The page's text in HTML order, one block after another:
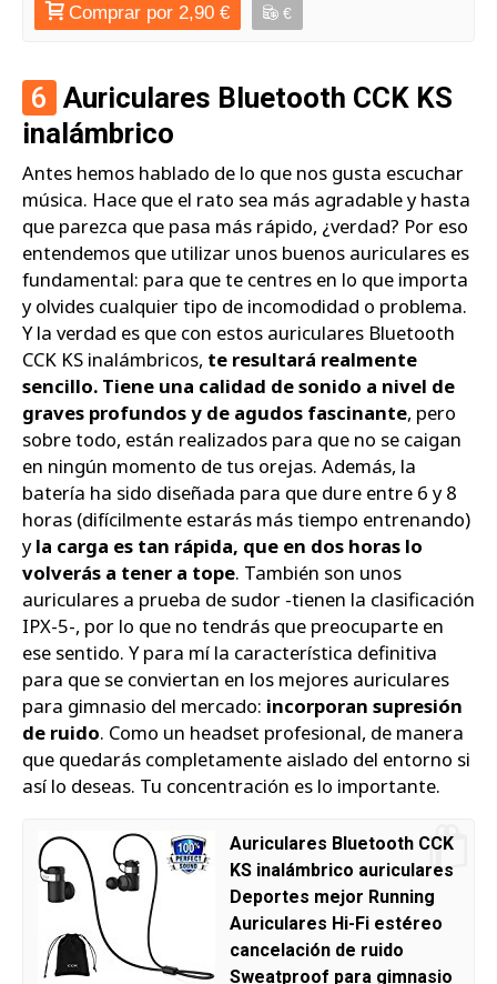
Comprar por 2,90 € €
6 Auriculares Bluetooth CCK KS
inalámbrico
Antes hemos hablado de lo que nos gusta escuchar
música. Hace que el rato sea más agradable y hasta
que parezca que pasa más rápido, ¿verdad? Por eso
entendemos que utilizar unos buenos auriculares es
fundamental: para que te centres en lo que importa
y olvides cualquier tipo de incomodidad o problema.
Y la verdad es que con estos auriculares Bluetooth
CCK KS inalámbricos, te resultará realmente
sencillo. Tiene una calidad de sonido a nivel de
graves profundos y de agudos fascinante, pero
sobre todo, están realizados para que no se caigan
en ningún momento de tus orejas. Además, la
batería ha sido diseñada para que dure entre 6 y 8
horas (difícilmente estarás más tiempo entrenando)
yla carga es tan rápida, que en dos horas lo
volverás a tener a tope. También son unos
auriculares a prueba de sudor -tienen la clasificación
IPX-5-, por lo que no tendrás que preocuparte en
ese sentido. Y para mí la característica definitiva
para que se conviertan en los mejores auriculares
para gimnasio del mercado: incorporan supresión
de ruido. Como un headset profesional, de manera
que quedarás completamente aislado del entorno si
así lo deseas. Tu concentración es lo importante.
Auriculares Bluetooth CCK
KS inalámbrico auriculares
Deportes mejor Running
Auriculares Hi-Fi estéreo
cancelación de ruido
Sweatproof para gimnasio